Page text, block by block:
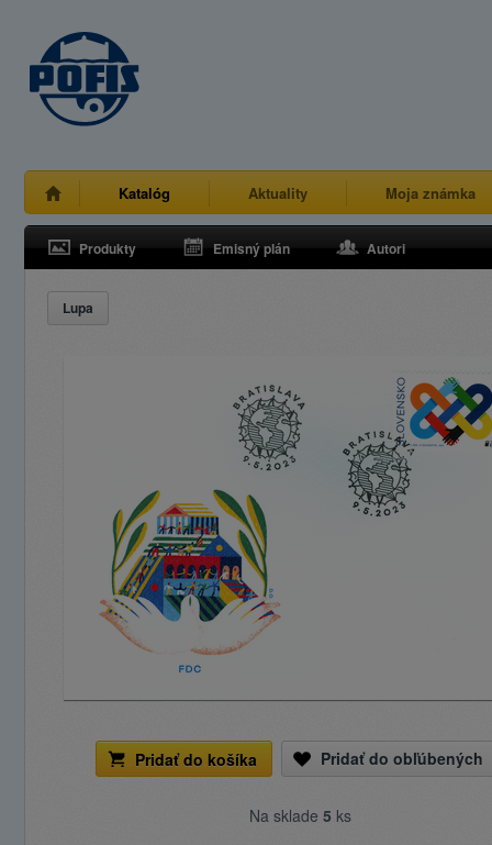
Katalóg Aktuality Moja známka
Produkty Emisný plán Autori
Lupa
Pridať do košíka Pridať do obľúbených
Na sklade 5 ks